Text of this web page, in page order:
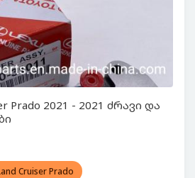
Prado 2021 - 2021 ძრავი და
Cruiser Prado